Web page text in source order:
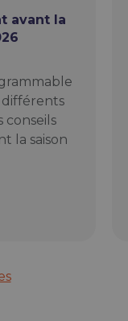
avant la
conseils
la saison
thermostat avant